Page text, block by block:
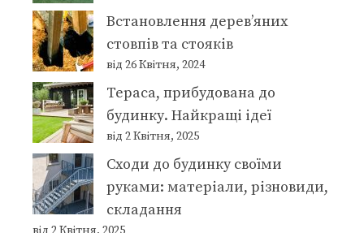
Встановлення дерев’яних
стовпів та стояків
від 26 Квітня, 2024
Тераса, прибудована до
будинку. Найкращі ідеї
від 2 Квітня, 2025
Сходи до будинку своїми
руками: матеріали, різновиди,
складання